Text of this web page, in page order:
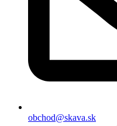
obchod@skava.sk